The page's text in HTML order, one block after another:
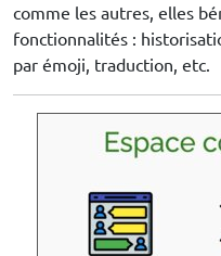
comme les autres, elles
fonctionnalités :
par émoji, traduction, etc.